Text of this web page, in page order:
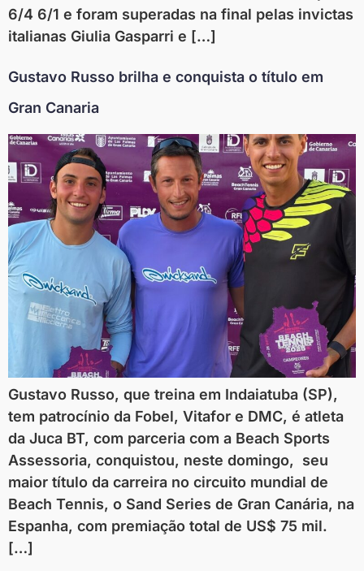
6/4 6/1 e foram superadas na final pelas invictas
italianas Giulia Gasparri e […]
Gustavo Russo brilha e conquista o título em
Gran Canaria
Gustavo Russo, que treina em Indaiatuba (SP),
tem patrocínio da Fobel, Vitafor e DMC, é atleta
da Juca BT, com parceria com a Beach Sports
Assessoria, conquistou, neste domingo, seu
maior título da carreira no circuito mundial de
Beach Tennis, o Sand Series de Gran Canária, na
Espanha, com premiação total de US$ 75 mil.
[…]